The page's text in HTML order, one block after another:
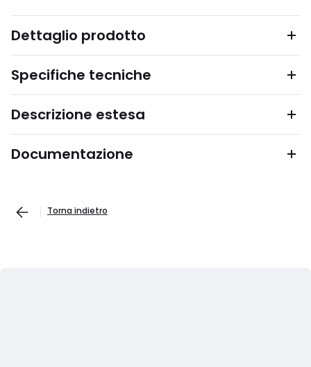
Dettaglio prodotto
Specifiche tecniche
Descrizione estesa
Documentazione
Torna indietro